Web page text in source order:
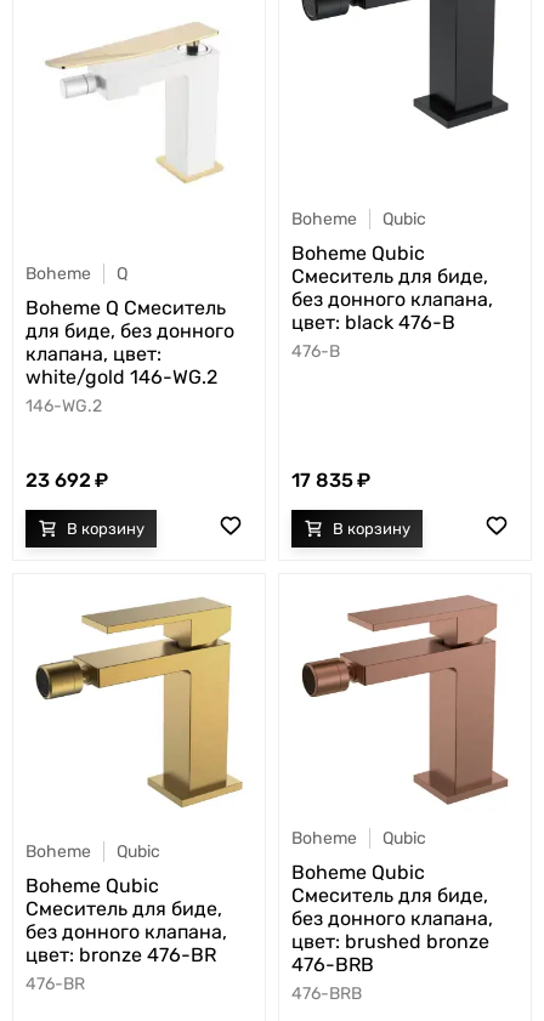
Boheme Q
Boheme Q Смеситель
для биде, без донного
клапана, цвет:
white/gold 146-WG.2
146-WG.2
23 692
Boheme Qubic
Boheme Qubic
Смеситель для биде,
без донного клапана,
цвет: black 476-B
476-B
17 835
Boheme Qubic
Boheme Qubic
Смеситель для биде,
без донного клапана,
цвет: bronze 476-BR
476-BR
Boheme Qubic
Boheme Qubic
Смеситель для биде,
без донного клапана,
цвет: brushed bronze
476-BRB
476-BRB